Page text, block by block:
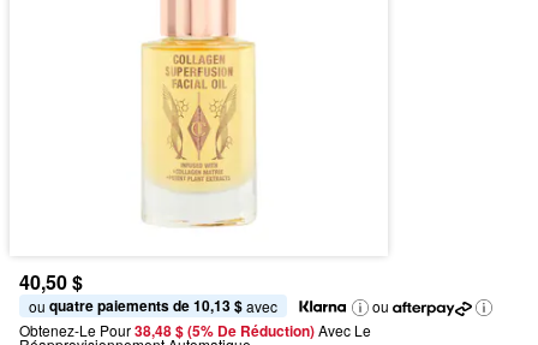
40,50 $
ou quatre paiements de 10,13 $ avec
ou
Obtenez-Le Pour38,48 $ (5% De Réduction) Avec Le